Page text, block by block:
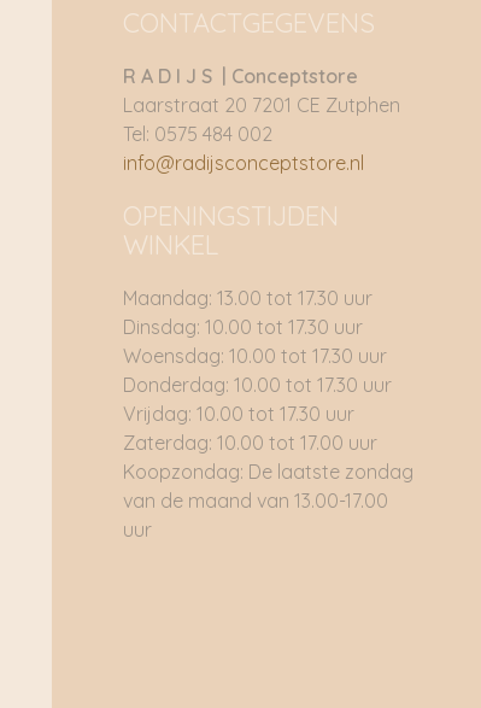
CONTACTGEGEVENS
R A D I J S | Conceptstore
Laarstraat 20 7201 CE Zutphen
Tel: 0575 484 002
info@radijsconceptstore.nl
OPENINGSTIJDEN
WINKEL
Maandag: 13.00 tot 17.30 uur
Dinsdag: 10.00 tot 17.30 uur
Woensdag: 10.00 tot 17.30 uur
Donderdag: 10.00 tot 17.30 uur
Vrijdag: 10.00 tot 17.30 uur
Zaterdag: 10.00 tot 17.00 uur
Koopzondag: De laatste zondag
van de maand van 13.00-17.00
uur